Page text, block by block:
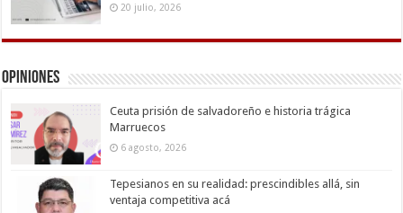
20 julio, 2026
Opiniones
Ceuta prisión de salvadoreño e historia trágica
Marruecos
6 agosto, 2026
Tepesianos en su realidad: prescindibles allá, sin
ventaja competitiva acá